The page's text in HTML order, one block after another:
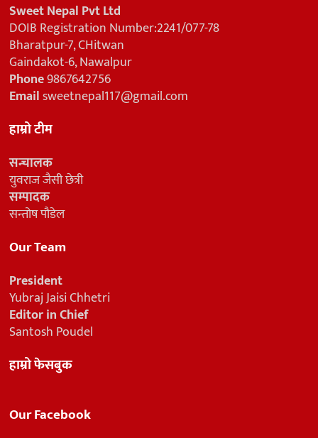
Sweet Nepal Pvt Ltd
DOIB Registration Number:2241/077-78
Bharatpur-7, CHitwan
Gaindakot-6, Nawalpur
Phone9867642756
Emailsweetnepal117@gmail.com
हाम्रो टीम
सन्चालक
युवराज जैसी छेत्री
सम्पादक
सन्तोष पौडेल
Our Team
President
Yubraj Jaisi Chhetri
Editor in Chief
Santosh Poudel
हाम्रो फेसबुक
Our Facebook